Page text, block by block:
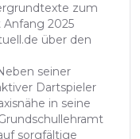
zum
Anfang 2025
über den
seiner
Dartspieler
in seine
sorgfältige